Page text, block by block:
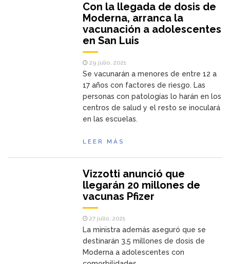
Con la llegada de dosis de
Moderna, arranca la
vacunación a adolescentes
en San Luis
29 julio, 2021
Se vacunarán a menores de entre 12 a
17 años con factores de riesgo. Las
personas con patologías lo harán en los
centros de salud y el resto se inoculará
en las escuelas.
LEER MÁS
Vizzotti anunció que
llegarán 20 millones de
vacunas Pfizer
27 julio, 2021
La ministra además aseguró que se
destinarán 3,5 millones de dosis de
Moderna a adolescentes con